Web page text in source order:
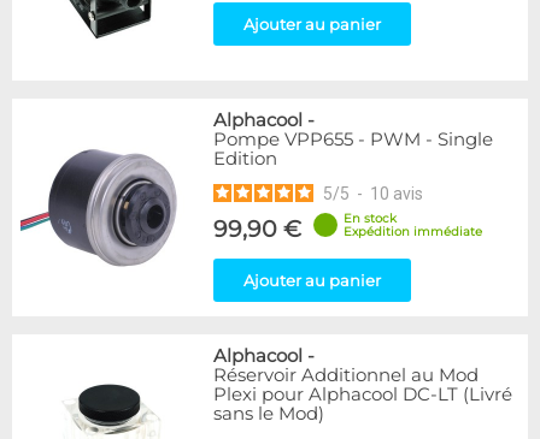
Ajouter au panier
Alphacool -
Pompe VPP655 - PWM - Single
Edition
5/5 - 10 avis
99,90 €
En stock
Expédition immédiate
Ajouter au panier
Alphacool -
Réservoir Additionnel au Mod
Plexi pour Alphacool DC-LT (Livré
sans le Mod)